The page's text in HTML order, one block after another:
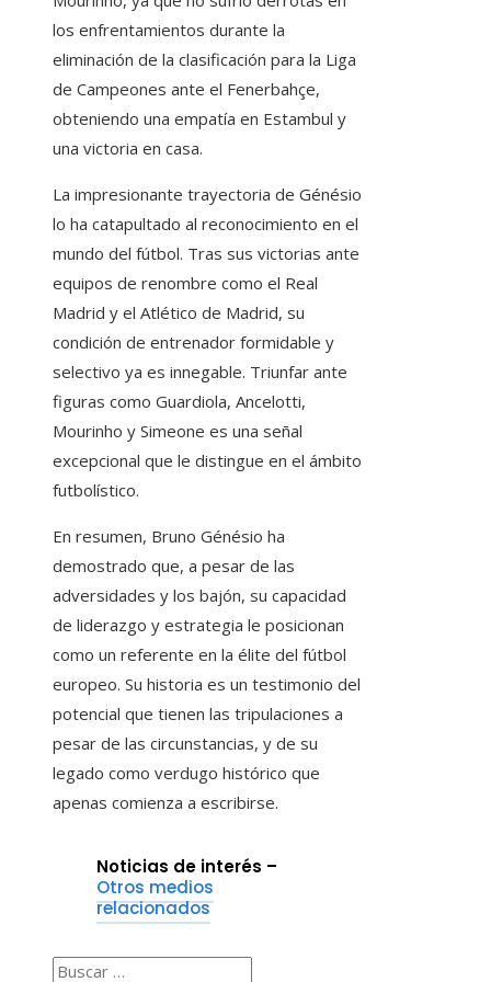
los enfrentamientos durante la
eliminación de la clasificación para la Liga
de Campeones ante el Fenerbahçe,
obteniendo una empatía en Estambul y
una victoria en casa.
La impresionante trayectoria de Génésio
lo ha catapultado al reconocimiento en el
mundo del fútbol. Tras sus victorias ante
equipos de renombre como el Real
Madrid y el Atlético de Madrid, su
condición de entrenador formidable y
selectivo ya es innegable. Triunfar ante
figuras como Guardiola, Ancelotti,
Mourinho y Simeone es una señal
excepcional que le distingue en el ámbito
futbolístico.
En resumen, Bruno Génésio ha
demostrado que, a pesar de las
adversidades y los bajón, su capacidad
de liderazgo y estrategia le posicionan
como un referente en la élite del fútbol
europeo. Su historia es un testimonio del
potencial que tienen las tripulaciones a
pesar de las circunstancias, y de su
legado como verdugo histórico que
apenas comienza a escribirse.
Noticias de interés –
Otros medios
relacionados
Buscar: